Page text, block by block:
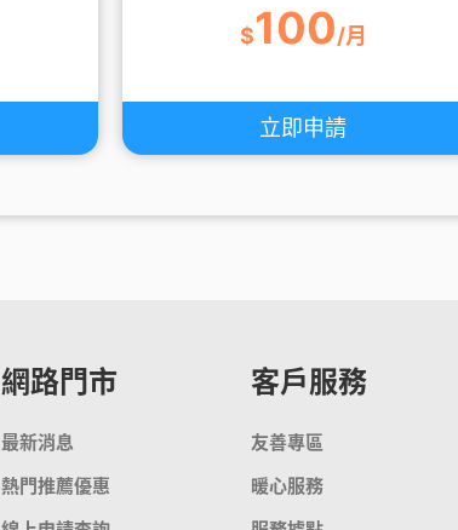
$100/月
立即申請
網路門市
最新消息
熱門推薦優惠
客戶服務
友善專區
暖心服務